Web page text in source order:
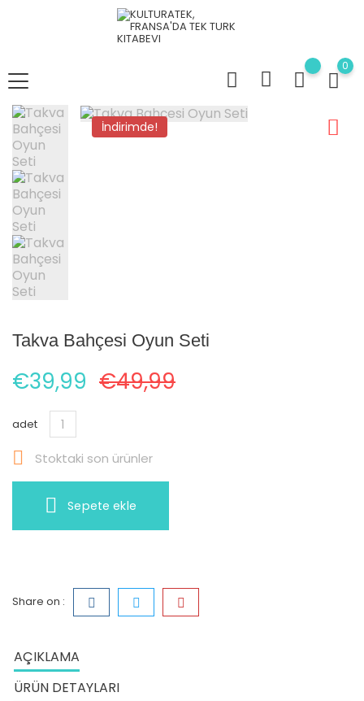
0
İndirimde!
Takva Bahçesi Oyun Seti
€39,99 €49,99
adet
 Stoktaki son ürünler
Sepete ekle
Share on :
AÇIKLAMA
ÜRÜN DETAYLARI